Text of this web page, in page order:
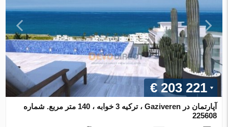
€ 203 221
آپارتمان در Gaziveren ، ترکیه 3 خوابه ، 140 متر مربع. شماره
225608